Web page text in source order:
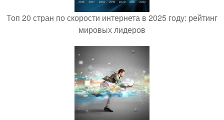
Топ 20 стран по скорости интернета в 2025 году: рейтинг
мировых лидеров